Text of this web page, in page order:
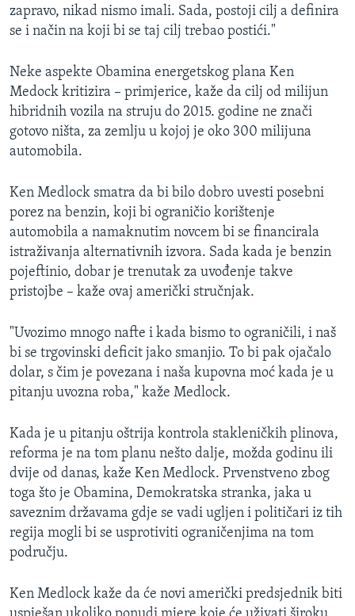
zapravo, nikad nismo imali. Sada, postoji cilj a definira
se i način na koji bi se taj cilj trebao postići."
Neke aspekte Obamina energetskog plana Ken
Medock kritizira – primjerice, kaže da cilj od milijun
hibridnih vozila na struju do 2015. godine ne znači
gotovo ništa, za zemlju u kojoj je oko 300 milijuna
automobila.
Ken Medlock smatra da bi bilo dobro uvesti posebni
porez na benzin, koji bi ograničio korištenje
automobila a namaknutim novcem bi se financirala
istraživanja alternativnih izvora. Sada kada je benzin
pojeftinio, dobar je trenutak za uvođenje takve
pristojbe – kaže ovaj američki stručnjak.
"Uvozimo mnogo nafte i kada bismo to ograničili, i naš
bi se trgovinski deficit jako smanjio. To bi pak ojačalo
dolar, s čim je povezana i naša kupovna moć kada je u
pitanju uvozna roba," kaže Medlock.
Kada je u pitanju oštrija kontrola stakleničkih plinova,
reforma je na tom planu nešto dalje, možda godinu ili
dvije od danas, kaže Ken Medlock. Prvenstveno zbog
toga što je Obamina, Demokratska stranka, jaka u
saveznim državama gdje se vadi ugljen i političari iz tih
regija mogli bi se usprotiviti ograničenjima na tom
području.
Ken Medlock kaže da će novi američki predsjednik biti